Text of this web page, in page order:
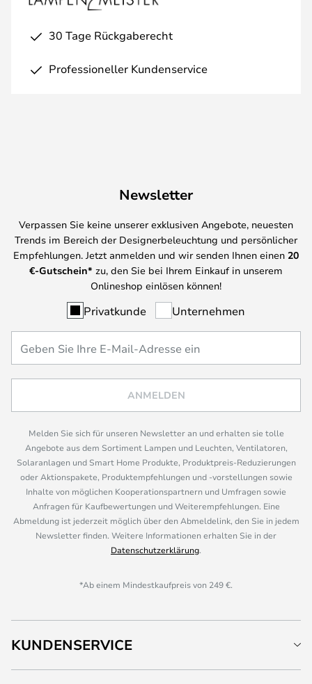
30 Tage Rückgaberecht
Professioneller Kundenservice
Newsletter
Verpassen Sie keine unserer exklusiven Angebote, neuesten
Trends im Bereich der Designerbeleuchtung und persönlicher
Empfehlungen. Jetzt anmelden und wir senden Ihnen einen 20
€-Gutschein* zu, den Sie bei Ihrem Einkauf in unserem
Onlineshop einlösen können!
Privatkunde Unternehmen
ANMELDEN
Melden Sie sich für unseren Newsletter an und erhalten sie tolle
Angebote aus dem Sortiment Lampen und Leuchten, Ventilatoren,
Solaranlagen und Smart Home Produkte, Produktpreis-Reduzierungen
oder Aktionspakete, Produktempfehlungen und -vorstellungen sowie
Inhalte von möglichen Kooperationspartnern und Umfragen sowie
Anfragen für Kaufbewertungen und Weiterempfehlungen. Eine
Abmeldung ist jederzeit möglich über den Abmeldelink, den Sie in jedem
Newsletter finden. Weitere Informationen erhalten Sie in der
Datenschutzerklärung.
*Ab einem Mindestkaufpreis von 249 €.
KUNDENSERVICE